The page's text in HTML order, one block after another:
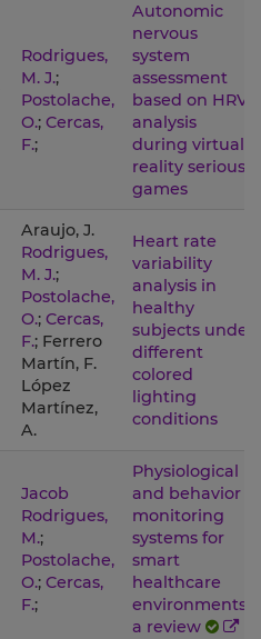
Rodrigues,
M. J.;
Postolache,
O.; Cercas,
F.;
Autonomic
nervous
system
assessment
based on HRV
analysis
during virtual
reality serious
games
Araujo, J.
Rodrigues,
M. J.;
Postolache,
O.; Cercas,
F.; Ferrero
Martín, F.
López
Martínez,
A.
Heart rate
variability
analysis in
healthy
subjects under
different
colored
lighting
conditions
Jacob
Rodrigues,
M.;
Postolache,
O.; Cercas,
F.;
Physiological
and behavior
monitoring
systems for
smart
healthcare
environments:
a review